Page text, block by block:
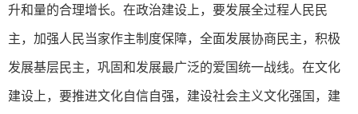
升和量的合理增长。在政治建设上，要发展全过程人民民
主，加强人民当家作主制度保障，全面发展协商民主，积极
发展基层民主，巩固和发展最广泛的爱国统一战线。在文化
建设上，要推进文化自信自强，建设社会主义文化强国，建